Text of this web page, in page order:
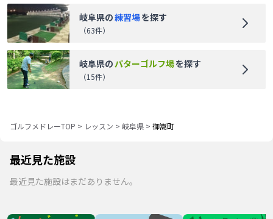
岐阜県の練習場を探す
（63件）
岐阜県のパターゴルフ場を探す
（15件）
ゴルフメドレーTOP > レッスン > 岐阜県 > 御嵩町
最近見た施設
最近見た施設はまだありません。